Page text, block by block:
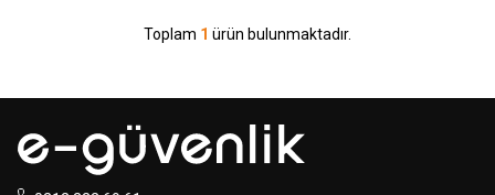
Toplam 1 ürün bulunmaktadır.